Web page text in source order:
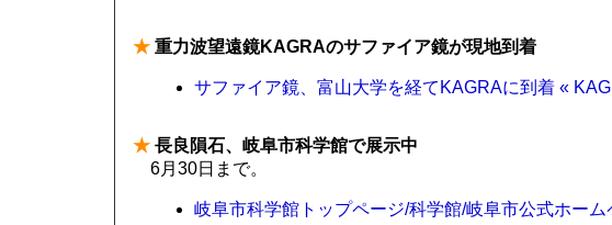
★ 重力波望遠鏡KAGRAのサファイア鏡が現地到着
サファイア鏡、富山大学を経てKAGRAに到着 «
★ 長良隕石、岐阜市科学館で展示中
6月30日まで。
岐阜市科学館トップページ/科学館/岐阜市公式ホーム